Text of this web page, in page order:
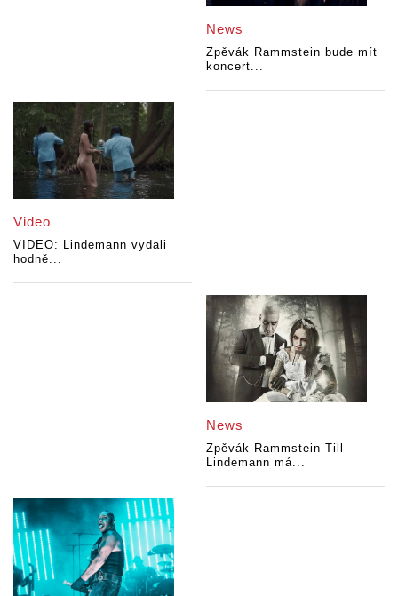
News
Zpěvák Rammstein bude mít
koncert...
Video
VIDEO: Lindemann vydali
hodně...
News
Zpěvák Rammstein Till
Lindemann má...